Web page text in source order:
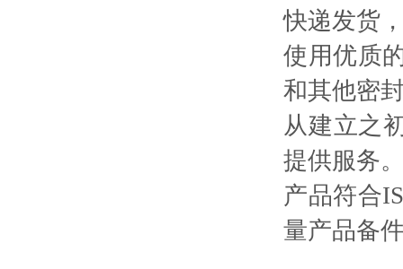
快递发货
使用优质
和其他密
从建立之
提供服务
产品符合
量产品备